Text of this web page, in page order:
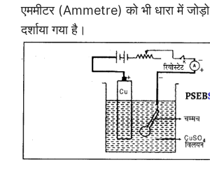
एममीटर (Ammetre) को भी धारा में
दर्शाया गया है।